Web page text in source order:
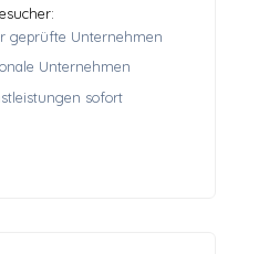
geprüfte Unternehmen
Unternehmen
sofort